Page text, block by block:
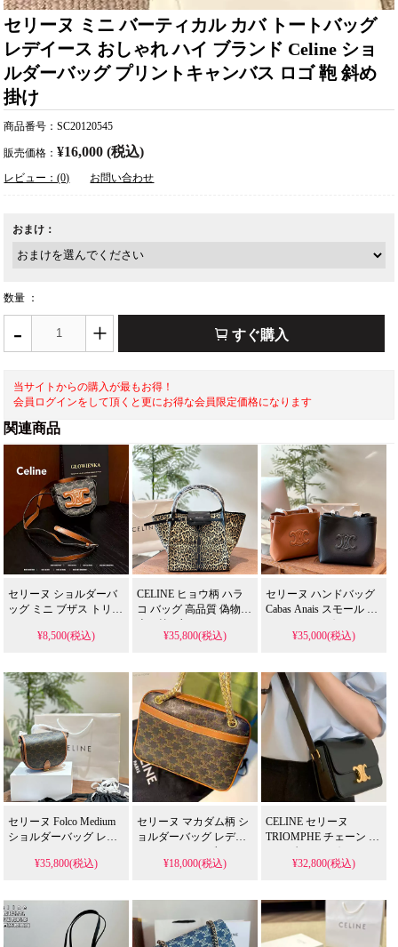
セリーヌ ミニ バーティカル カバ トートバッグ
レデイース おしゃれ ハイ ブランド Celine ショ
ルダーバッグ プリントキャンバス ロゴ 鞄 斜め
掛け
商品番号：SC20120545
販売価格： ¥16,000 (税込)
レビュー：(0) お問い合わせ
おまけ：
数量 ：
- + すぐ購入
当サイトからの購入が最もお得！
会員ログインをして頂くと更にお得な会員限定価格になります
関連商品
セリーヌ ショルダーバ
ッグ ミニ ブザス トリオ
ボディ ミニウォレット
¥8,500(税込)
CELINE ヒョウ柄 ハラ
コ バッグ 高品質 偽物
売れ筋 ブランド セリー
¥35,800(税込)
セリーヌ ハンドバッグ
Cabas Anais スモール カ
バ アナイス グレインド
カーフスキン CELINEバ
¥35,000(税込)
セリーヌ Folco Medium
ショルダーバッグ レデ
CELINE ファルコ ミデ
ャンバス
¥35,800(税込)
セリーヌ マカダム柄 シ
ョルダーバッグ レディ
ース おしゃれ ブランド
コピー Celine スモール
¥18,000(税込)
CELINE セリーヌ
TRIOMPHE チェーン シ
ョルダーバッグ クラシ
ック トリオンフ ミニバ
ルド 金具
¥32,800(税込)